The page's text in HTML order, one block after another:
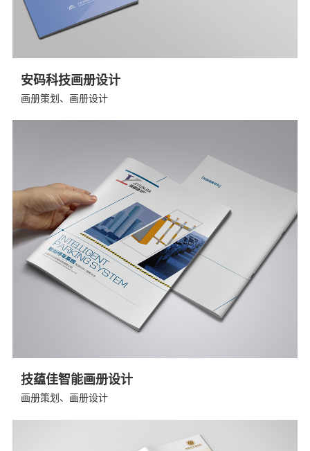
安码科技画册设计
画册策划、画册设计
技蕴佳智能画册设计
画册策划、画册设计